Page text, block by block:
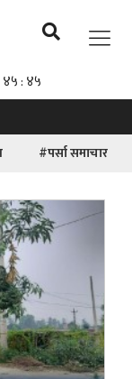
#पर्सा समाचार